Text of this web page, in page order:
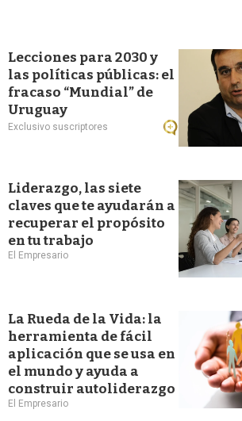
Lecciones para 2030 y
las políticas públicas: el
fracaso “Mundial” de
Uruguay
Exclusivo suscriptores
Liderazgo, las siete
claves que te ayudarán a
recuperar el propósito
en tu trabajo
El Empresario
La Rueda de la Vida: la
herramienta de fácil
aplicación que se usa en
el mundo y ayuda a
construir autoliderazgo
El Empresario